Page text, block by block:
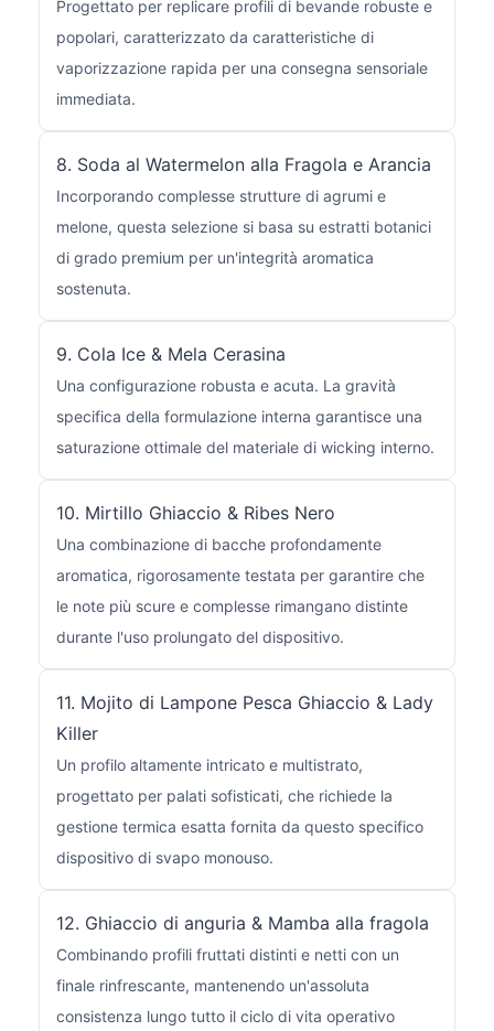
Progettato per replicare profili di bevande robuste e
popolari, caratterizzato da caratteristiche di
vaporizzazione rapida per una consegna sensoriale
immediata.
8. Soda al Watermelon alla Fragola e Arancia
Incorporando complesse strutture di agrumi e
melone, questa selezione si basa su estratti botanici
di grado premium per un'integrità aromatica
sostenuta.
9. Cola Ice & Mela Cerasina
Una configurazione robusta e acuta. La gravità
specifica della formulazione interna garantisce una
saturazione ottimale del materiale di wicking interno.
10. Mirtillo Ghiaccio & Ribes Nero
Una combinazione di bacche profondamente
aromatica, rigorosamente testata per garantire che
le note più scure e complesse rimangano distinte
durante l'uso prolungato del dispositivo.
11. Mojito di Lampone Pesca Ghiaccio & Lady
Killer
Un profilo altamente intricato e multistrato,
progettato per palati sofisticati, che richiede la
gestione termica esatta fornita da questo specifico
dispositivo di svapo monouso.
12. Ghiaccio di anguria & Mamba alla fragola
Combinando profili fruttati distinti e netti con un
finale rinfrescante, mantenendo un'assoluta
consistenza lungo tutto il ciclo di vita operativo